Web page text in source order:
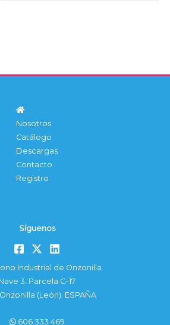
Nosotros
Catálogo
Descargas
Contacto
Registro
Síguenos
Industrial de Onzonilla
3. Parcela G-17
(León). ESPAÑA
606 333 469